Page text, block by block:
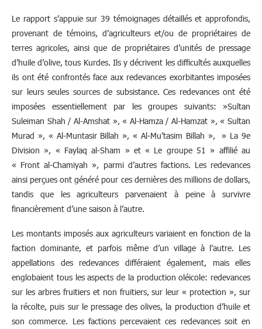
Le rapport s’appuie sur 39 témoignages détaillés et approfondis,
provenant de témoins, d’agriculteurs et/ou de propriétaires de
terres agricoles, ainsi que de propriétaires d’unités de pressage
d’huile d’olive, tous Kurdes. Ils y décrivent les difficultés auxquelles
ils ont été confrontés face aux redevances exorbitantes imposées
sur leurs seules sources de subsistance. Ces redevances ont été
imposées essentiellement par les groupes suivants: »Sultan
Suleiman Shah / Al-Amshat », « Al-Hamza / Al-Hamzat », « Sultan
Murad », « Al-Muntasir Billah », « Al-Mu’tasim Billah », » La 9e
Division », « Faylaq al-Sham » et « Le groupe 51 » affilié au
« Front al-Chamiyah », parmi d’autres factions. Les redevances
ainsi perçues ont généré pour ces dernières des millions de dollars,
tandis que les agriculteurs parvenaient à peine à survivre
financièrement d’une saison à l’autre.
Les montants imposés aux agriculteurs variaient en fonction de la
faction dominante, et parfois même d’un village à l’autre. Les
appellations des redevances différaient également, mais elles
englobaient tous les aspects de la production oléicole: redevances
sur les arbres fruitiers et non fruitiers, sur leur « protection », sur
la récolte, puis sur le pressage des olives, la production d’huile et
son commerce. Les factions percevaient ces redevances soit en